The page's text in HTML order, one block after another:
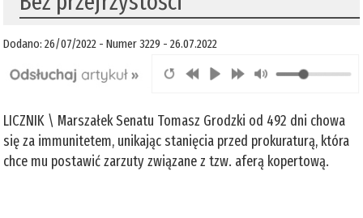
Dodano: 26/07/2022 - Numer 3229 - 26.07.2022
LICZNIK \ Marszałek Senatu Tomasz Grodzki od 492 dni chowa
się za immunitetem, unikając stanięcia przed prokuraturą, która
chce mu postawić zarzuty związane z tzw. aferą kopertową.